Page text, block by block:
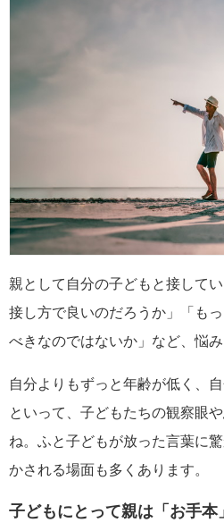
親として自分の子どもと接して
接し方で良いのだろうか」「も
べきなのではないか」など、悩み
自分よりもずっと年齢が低く、
といって、子どもたちの観察眼
ね。ふと子どもが放った言葉に
かされる場面も多くあります。
子どもにとって親は「お手本